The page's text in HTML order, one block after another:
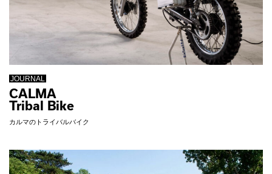
JOURNAL
CALMA
Tribal Bike
カルマのトライバルバイク